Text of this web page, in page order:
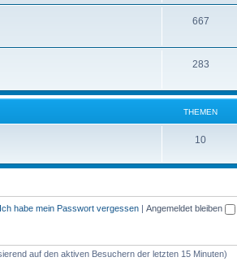
667
283
THEMEN
10
Ich habe mein Passwort vergessen | Angemeldet bleiben
auf den aktiven Besuchern der letzten 15 Minuten)